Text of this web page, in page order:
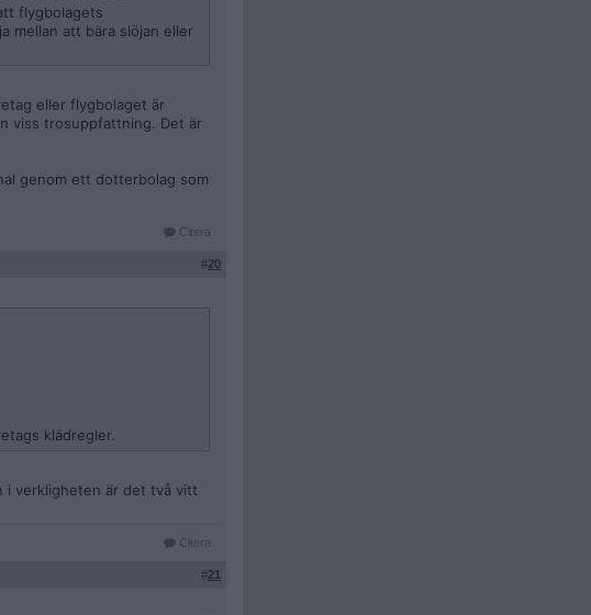
flygbolagets
mellan att bära slöjan eller
eller flygbolaget är
viss trosuppfattning. Det är
genom ett dotterbolag som
Citera
#20
klädregler.
i verkligheten är det två vitt
Citera
#21